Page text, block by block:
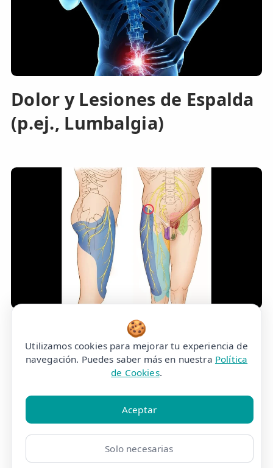
Dolor y Lesiones de Espalda
(p.ej., Lumbalgia)
Neuralgia del Femoral
🍪
Utilizamos cookies para mejorar tu experiencia de
navegación. Puedes saber más en nuestra Política
de Cookies.
Aceptar
Solo necesarias